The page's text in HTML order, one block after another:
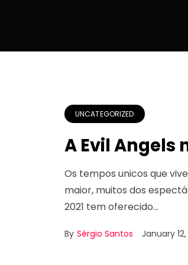
UNCATEGORIZED
A Evil Angels
Os tempos unicos que
maior, muitos dos
2021 tem oferecido…
By Sérgio Santos January 12,